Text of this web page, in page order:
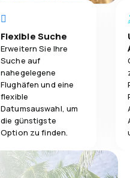
Flexible Suche
Erweitern Sie Ihre
Suche auf
nahegelegene
Flughäfen und eine
flexible
Datumsauswahl, um
die günstigste
Option zu finden.